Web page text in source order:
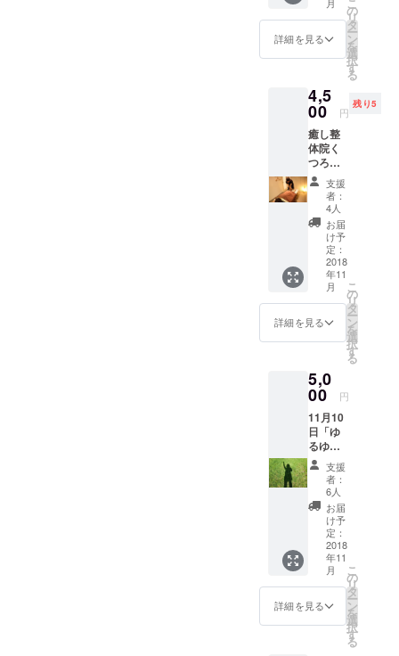
綴って
す♪
トート
バック
持参で
様入場
無料で
備考欄
に商品
番号を
ご記入
くださ
たちま
す。 診
断した
持った
個性・
才能等
が分か
るシー
トセッ
ト２枚
様 ４
枚。(A4
サイズ)
郵送到
着後、
オンラ
イン無
料診断
３０分
となり
※シート
ため、
生年月
必要に
なりま
すの
で、発
送前に
メール
でご連
絡させ
ていた
だきま
す。ま
たオン
又は携
帯にて
明■ ※１
点もの
の商品
が２種
類 各
です。
（太
陽）ク
リスタ
ルとサ
ンス
トーン
のビー
ズ付。
ゴール
チェー
ン 。
（月）
クリス
タルと
ラブラ
付。シ
ルバー
チェー
ン 。 ※
どちら
かは選
べませ
ん。あ
なたに
引き寄
せられ
たペン
デュラ
ムが届
きま
す。
■サイズ
径2セン
詳細を見る
の
リ
タ
ー
ン
を
選
択
す
る
4,5
00 円
残り5
癒し整
体院く
つろぎ
でご利
用いた
だけ
る、ご
招待券
を郵送
(有効期
限2019
年4月
末) ■く
つろぎ
の想い■
予防に
治療な
しとい
うこと
で、お
店で治
すでは
なく、
ご自身
で治っ
ていた
だくカ
ラダへ
調整さ
せてい
ただき
ます。
疲れや
支援
者：
4人
お届
け予
定：
2018
年11
月
詳細を見る
こ
の
リ
タ
ー
ン
を
選
択
す
る
5,0
00 円
11月10
日「ゆ
るゆる
感謝
祭」終
了後、
収益の
一部を
「子ど
も食
堂」に
支援予
定。
支援
者：
6人
お届
け予
定：
2018
年11
月
詳細を見る
こ
の
リ
タ
ー
ン
を
選
択
す
る